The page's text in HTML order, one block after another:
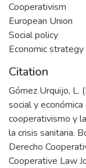
Cooperativism
European Union
Social policy
Economic strategy
Citation
Gómez Urquijo, L.
social y
cooperativismo y
la crisis sanitaria.
Derecho
Cooperative Law